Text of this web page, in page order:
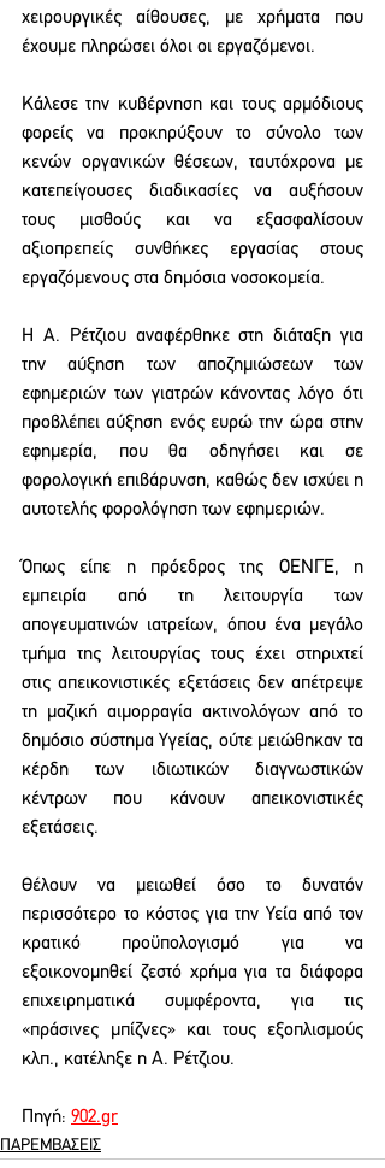
χειρουργικές αίθουσες, με χρήματα που
έχουμε πληρώσει όλοι οι εργαζόμενοι.
Κάλεσε την κυβέρνηση και τους αρμόδιους
φορείς να προκηρύξουν το σύνολο των
κενών οργανικών θέσεων, ταυτόχρονα με
κατεπείγουσες διαδικασίες να αυξήσουν
τους μισθούς και να εξασφαλίσουν
αξιοπρεπείς συνθήκες εργασίας στους
εργαζόμενους στα δημόσια νοσοκομεία.
Η Α. Ρέτζιου αναφέρθηκε στη διάταξη για
την αύξηση των αποζημιώσεων των
εφημεριών των γιατρών κάνοντας λόγο ότι
προβλέπει αύξηση ενός ευρώ την ώρα στην
εφημερία, που θα οδηγήσει και σε
φορολογική επιβάρυνση, καθώς δεν ισχύει η
αυτοτελής φορολόγηση των εφημεριών.
Όπως είπε η πρόεδρος της ΟΕΝΓΕ, η
εμπειρία από τη λειτουργία των
απογευματινών ιατρείων, όπου ένα μεγάλο
τμήμα της λειτουργίας τους έχει στηριχτεί
στις απεικονιστικές εξετάσεις δεν απέτρεψε
τη μαζική αιμορραγία ακτινολόγων από το
δημόσιο σύστημα Υγείας, ούτε μειώθηκαν τα
κέρδη των ιδιωτικών διαγνωστικών
κέντρων που κάνουν απεικονιστικές
εξετάσεις.
Θέλουν να μειωθεί όσο το δυνατόν
περισσότερο το κόστος για την Υεία από τον
κρατικό προϋπολογισμό για να
εξοικονομηθεί ζεστό χρήμα για τα διάφορα
επιχειρηματικά συμφέροντα, για τις
«πράσινες μπίζνες» και τους εξοπλισμούς
κλπ., κατέληξε η Α. Ρέτζιου.
Πηγή: 902.gr
ΠΑΡΕΜΒΑΣΕΙΣ